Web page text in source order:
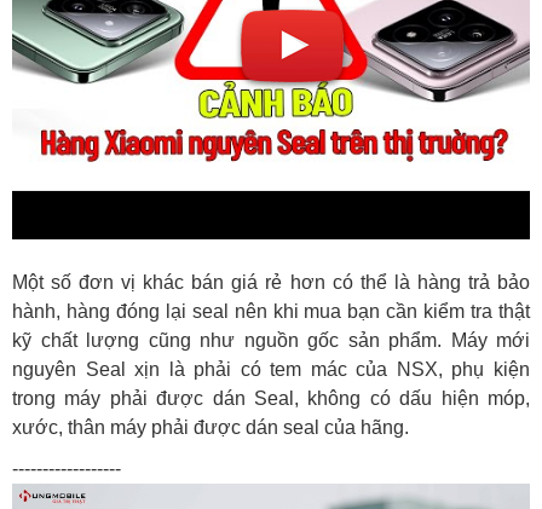
Một số đơn vị khác bán giá rẻ hơn có thể là hàng trả bảo
hành, hàng đóng lại seal nên khi mua bạn cần kiểm tra thật
kỹ chất lượng cũng như nguồn gốc sản phẩm. Máy mới
nguyên Seal xịn là phải có tem mác của NSX, phụ kiện
trong máy phải được dán Seal, không có dấu hiện móp,
xước, thân máy phải được dán seal của hãng.
------------------